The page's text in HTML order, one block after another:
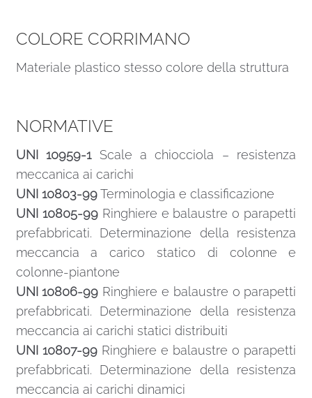
COLORE CORRIMANO
Materiale plastico stesso colore della struttura
NORMATIVE
UNI 10959-1Scale a chiocciola – resistenza
meccanica ai carichi
UNI 10803-99Terminologia e classificazione
UNI 10805-99Ringhiere e balaustre o parapetti
prefabbricati. Determinazione della resistenza
meccancia a carico statico di colonne e
colonne-piantone
UNI 10806-99 Ringhiere e balaustre o parapetti
prefabbricati. Determinazione della resistenza
meccancia ai carichi statici distribuiti
UNI 10807-99Ringhiere e balaustre o parapetti
prefabbricati. Determinazione della resistenza
meccancia ai carichi dinamici